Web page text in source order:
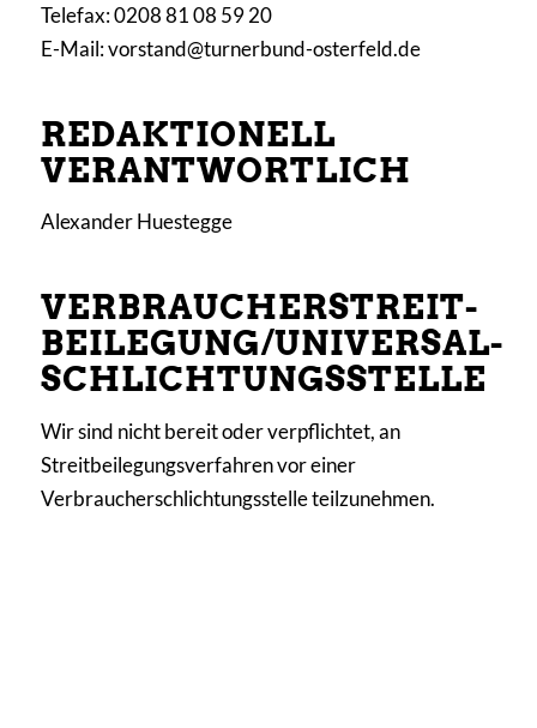
Telefax: 0208 81 08 59 20
E-Mail: vorstand@turnerbund-osterfeld.de
REDAKTIONELL
VERANTWORTLICH
Alexander Huestegge
VERBRAUCHER­STREIT­
BEILEGUNG/UNIVERSAL­
SCHLICHTUNGS­STELLE
Wir sind nicht bereit oder verpflichtet, an
Streitbeilegungsverfahren vor einer
Verbraucherschlichtungsstelle teilzunehmen.